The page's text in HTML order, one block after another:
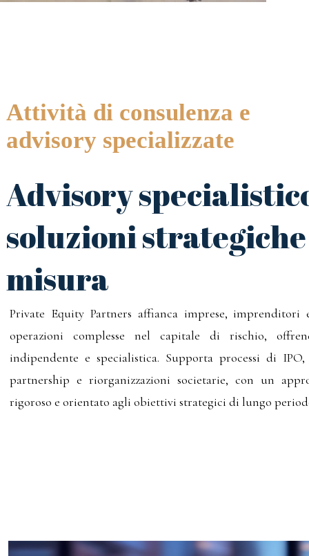
Attività di consulenza e
advisory specializzate
Advisory
soluzioni
misura
Private Equity Partners affianca imprese,
operazioni complesse nel capitale di rischio,
indipendente e specialistica. Supporta processi di
partnership e riorganizzazioni societarie, con un
rigoroso e orientato agli obiettivi strategici di lungo